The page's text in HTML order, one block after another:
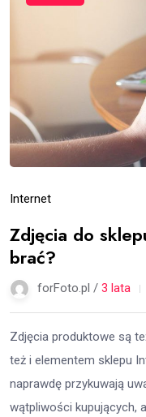
Internet
Zdjęcia do
brać?
forFoto.pl / 3 lata
Zdjęcia produktowe są
też i elementem sklepu
naprawdę przykuwają
wątpliwości kupujących,